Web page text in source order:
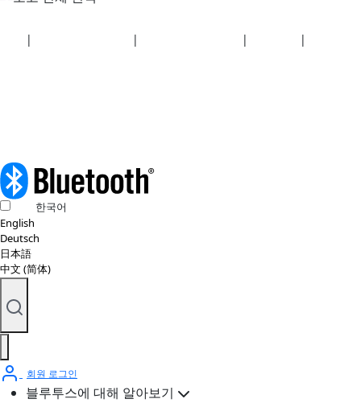
| | | |
한국어
English
Deutsch
日本語
中文 (简体)
회원 로그인
블루투스에 대해 알아보기